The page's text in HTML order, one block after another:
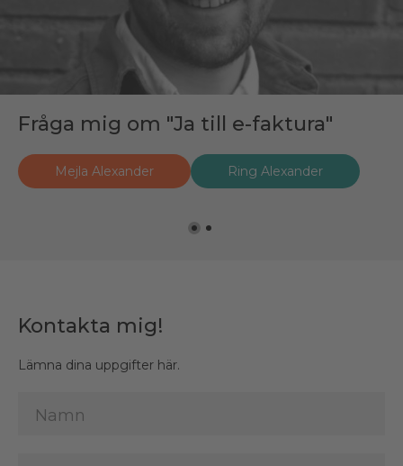
Fråga mig om "Ja till e-faktura"
Mejla Alexander Ring Alexander
Fråga mig om "Ja till e-faktura"
Mejla Håkan Ring Håkan
Kontakta mig!
Lämna dina uppgifter här.